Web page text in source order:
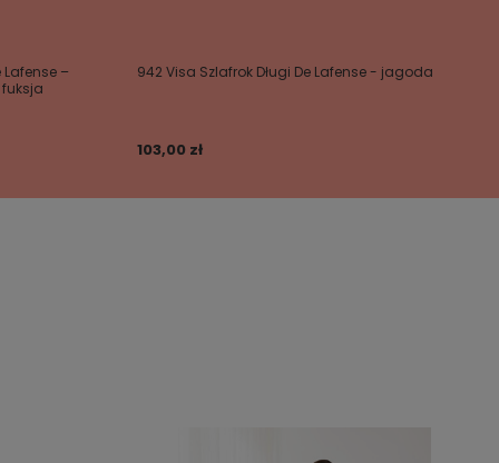
–
fuksja
942 Visa Szlafrok Długi De Lafense - jagoda
103,00 zł